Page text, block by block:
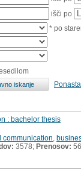
išči po
* po
: bachelor thesis
communication
3578; Prenosov: 56